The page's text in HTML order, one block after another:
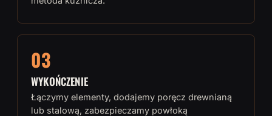
03
WYKOŃCZENIE
Łączymy elementy, dodajemy poręcz drewnianą
lub stalową, zabezpieczamy powłoką